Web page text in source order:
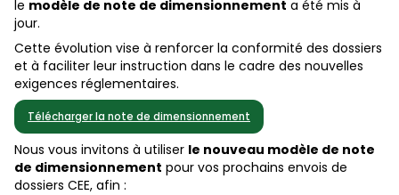
le modèle de note de dimensionnement a été mis à
jour.
Cette évolution vise à renforcer la conformité des dossiers
et à faciliter leur instruction dans le cadre des nouvelles
exigences réglementaires.
Télécharger la note de dimensionnement
Nous vous invitons à utiliser le nouveau modèle de note
de dimensionnement pour vos prochains envois de
dossiers CEE, afin :